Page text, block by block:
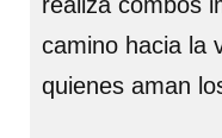
camino hacia la
quienes aman